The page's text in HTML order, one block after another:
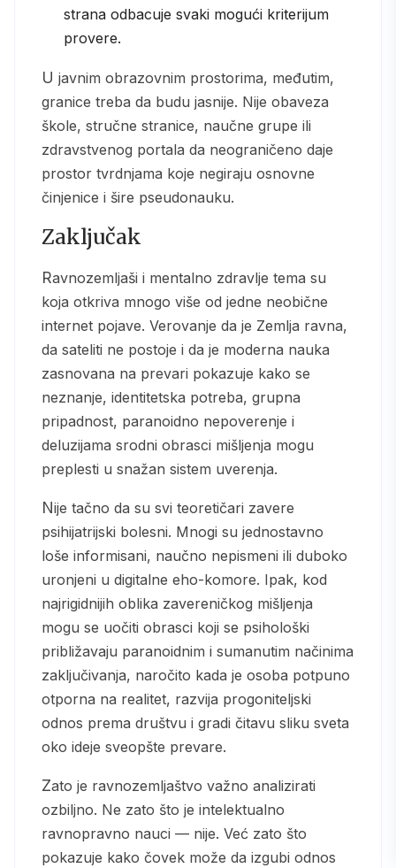
strana odbacuje svaki mogući kriterijum
provere.
U javnim obrazovnim prostorima, međutim,
granice treba da budu jasnije. Nije obaveza
škole, stručne stranice, naučne grupe ili
zdravstvenog portala da neograničeno daje
prostor tvrdnjama koje negiraju osnovne
činjenice i šire pseudonauku.
Zaključak
Ravnozemljaši i mentalno zdravlje tema su
koja otkriva mnogo više od jedne neobične
internet pojave. Verovanje da je Zemlja ravna,
da sateliti ne postoje i da je moderna nauka
zasnovana na prevari pokazuje kako se
neznanje, identitetska potreba, grupna
pripadnost, paranoidno nepoverenje i
deluzijama srodni obrasci mišljenja mogu
preplesti u snažan sistem uverenja.
Nije tačno da su svi teoretičari zavere
psihijatrijski bolesni. Mnogi su jednostavno
loše informisani, naučno nepismeni ili duboko
uronjeni u digitalne eho-komore. Ipak, kod
najrigidnijih oblika zavereničkog mišljenja
mogu se uočiti obrasci koji se psihološki
približavaju paranoidnim i sumanutim načinima
zaključivanja, naročito kada je osoba potpuno
otporna na realitet, razvija progoniteljski
odnos prema društvu i gradi čitavu sliku sveta
oko ideje sveopšte prevare.
Zato je ravnozemljaštvo važno analizirati
ozbiljno. Ne zato što je intelektualno
ravnopravno nauci — nije. Već zato što
pokazuje kako čovek može da izgubi odnos